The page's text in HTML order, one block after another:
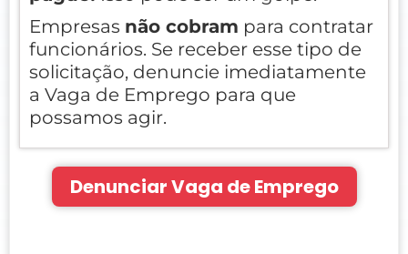
Empresas não cobram para contratar
funcionários. Se receber esse tipo de
solicitação, denuncie imediatamente
a Vaga de Emprego para que
possamos agir.
Denunciar Vaga de Emprego